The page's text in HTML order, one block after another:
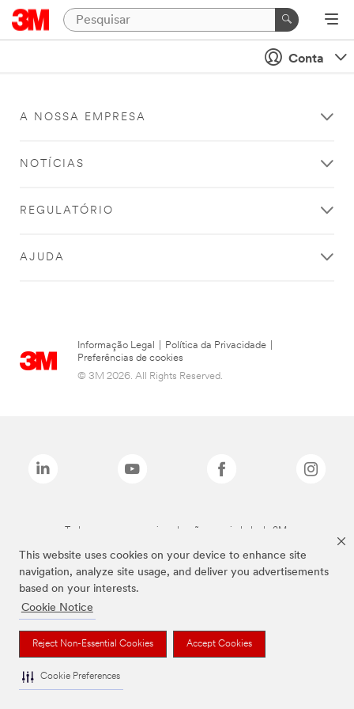
This website uses cookies on your device to enhance site
navigation, analyze site usage, and deliver you advertisements
based on your interests.
Cookie Notice
Reject Non-Essential Cookies Accept Cookies
Cookie Preferences
Conta
A NOSSA EMPRESA
NOTÍCIAS
REGULATÓRIO
AJUDA
Informação Legal Política da Privacidade
Preferências de cookies
© 3M 2026. All Rights Reserved.
Todas as marcas mencionadas são propriedade da 3M.